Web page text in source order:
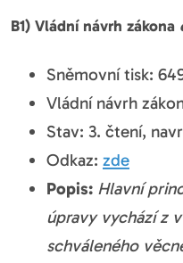
B1) Vládní návrh zákona
Sněmovní tisk:
Vládní návrh
Stav: 3. čtení,
Odkaz: zde
Popis: Hlavní
úpravy vychází z
schváleného